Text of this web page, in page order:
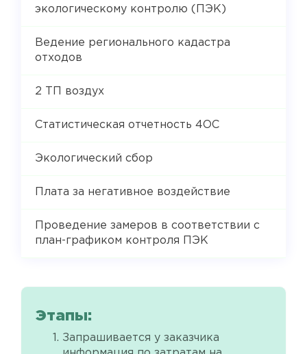
экологическому контролю (ПЭК)
Ведение регионального кадастра
отходов
2 ТП воздух
Статистическая отчетность 4ОС
Экологический сбор
Плата за негативное воздействие
Проведение замеров в соответствии с
план-графиком контроля ПЭК
Этапы:
Запрашивается у заказчика